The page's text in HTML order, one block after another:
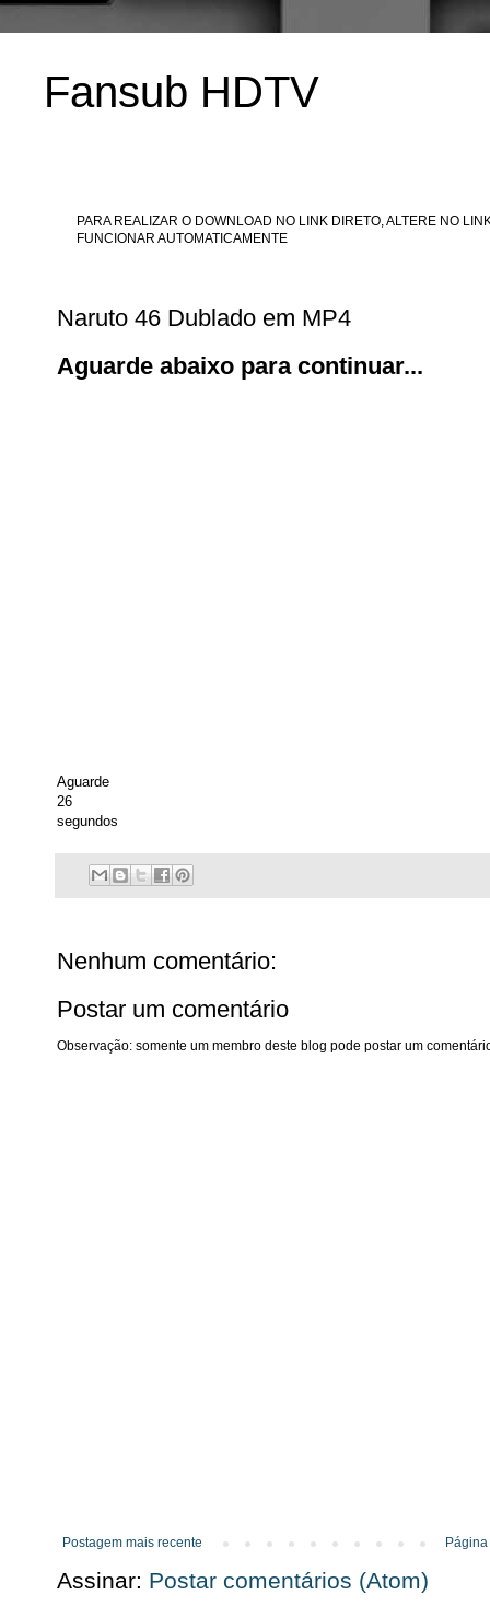
Fansub HDTV
PARA REALIZAR O DOWNLOAD NO LINK DIRETO, ALTERE NO
FUNCIONAR AUTOMATICAMENTE
Naruto 46 Dublado em MP4
Aguarde abaixo para continuar...
Aguarde
26
segundos
Nenhum comentário:
Postar um comentário
Observação: somente um membro deste blog pode postar um
Postagem mais recente
Assinar: Postar comentários (Atom)